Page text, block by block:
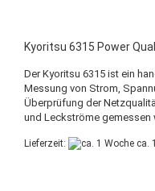
Kyoritsu 6315 Power
Der Kyoritsu 6315 ist ein
Messung von Strom,
Überprüfung der
und Leckströme gemessen
Lieferzeit: ca.